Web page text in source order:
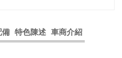
備 特色陳述 車商介紹